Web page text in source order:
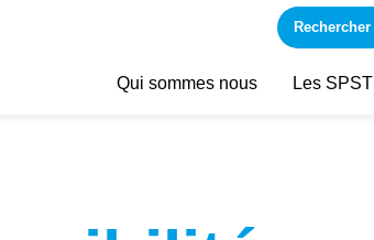
Rechercher
Qui sommes nous Les SPSTI